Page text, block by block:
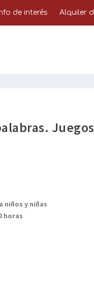
de interés Alquiler
niños y niñas
horas